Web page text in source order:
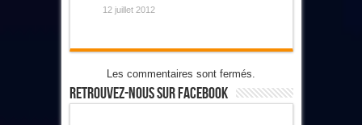
12 juillet 2012
Les commentaires sont fermés.
Retrouvez-Nous Sur Facebook